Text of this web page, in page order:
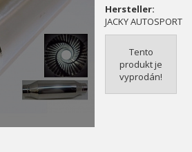
Hersteller:
JACKY AUTOSPORT
Tento
produkt je
vyprodán!